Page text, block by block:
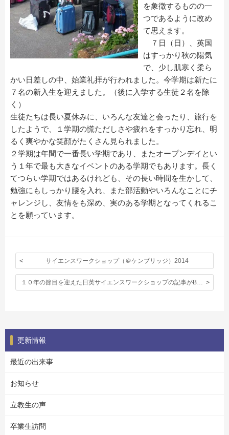
を象徴するものの一
つであるように改め
て思えます。
７日（日）、英国
はすっかり秋の陽気
で、少し肌寒く柔ら
かい日差しの中、始業礼拝が行われました。今学期は新たに
７名の新入生を迎えました。（後に入学する生徒２名を除
く）
生徒たちは長い夏休みに、いろんな友達と会ったり、旅行を
したようで、１学期の慌ただしさや疲れをすっかり忘れ、明
るく爽やかな笑顔がたくさん見られました。
２学期は年間で一番長い学期であり、またオープンデイとい
う１年で最も大きなイベントのある学期でもあります。長く
てつらい学期ではあるけれども、その長い時間を生かして、
勉強にもしっかり腰を入れ、また部活動やいろんなことにチ
ャレンジし、友情をも深め、実のある学期となってくれるこ
とを願っています。
サイエンスワークショップ（＠ケンブリッジ）2014
更新情報
最近の出来事
お知らせ
立教生の声
卒業生訪問